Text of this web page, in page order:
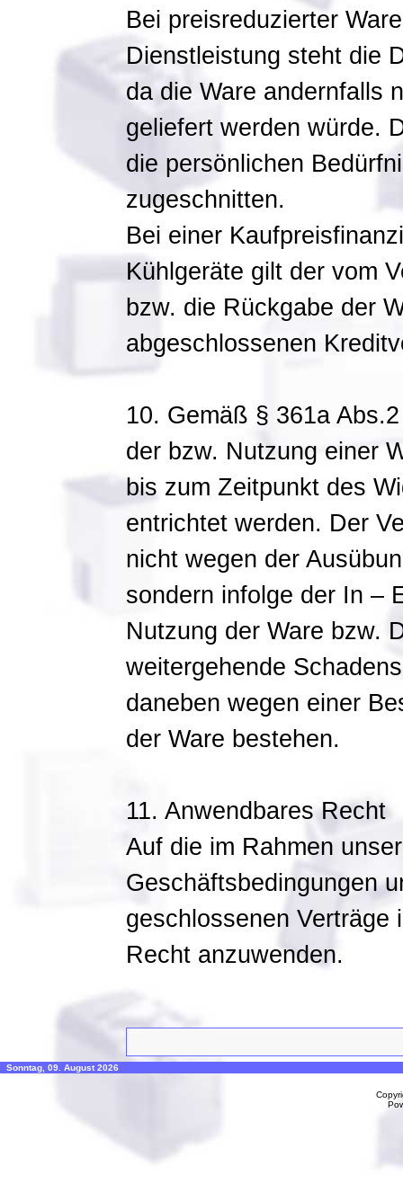
Bei preisreduzierter
Dienstleistung steht die
da die Ware andernfalls
geliefert werden würde.
die persönlichen
zugeschnitten.
Bei einer
Kühlgeräte gilt der vom
bzw. die Rückgabe der
abgeschlossenen
10. Gemäß § 361a
der bzw. Nutzung einer
bis zum Zeitpunkt des
entrichtet werden. Der
nicht wegen der
sondern infolge der In –
Nutzung der Ware bzw.
weitergehende
daneben wegen einer
der Ware bestehen.
11. Anwendbares Recht
Auf die im Rahmen
Geschäftsbedingungen
geschlossenen
Recht anzuwenden.
Sonntag, 09. August 2026